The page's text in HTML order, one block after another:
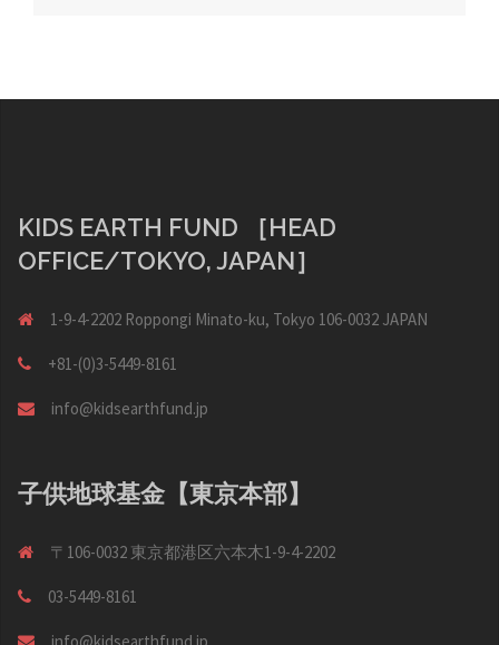
KIDS EARTH FUND ［HEAD
OFFICE/TOKYO, JAPAN］
1-9-4-2202 Roppongi Minato-ku, Tokyo 106-0032 JAPAN
+81-(0)3-5449-8161
info@kidsearthfund.jp
子供地球基金【東京本部】
〒106-0032 東京都港区六本木1-9-4-2202
03-5449-8161
info@kidsearthfund.jp